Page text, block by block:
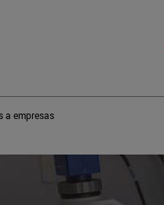
a empresas